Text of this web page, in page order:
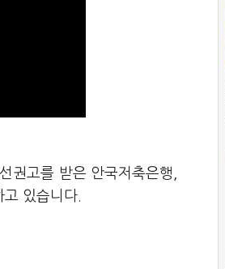
권고를 받은 안국저축은행,
있습니다.